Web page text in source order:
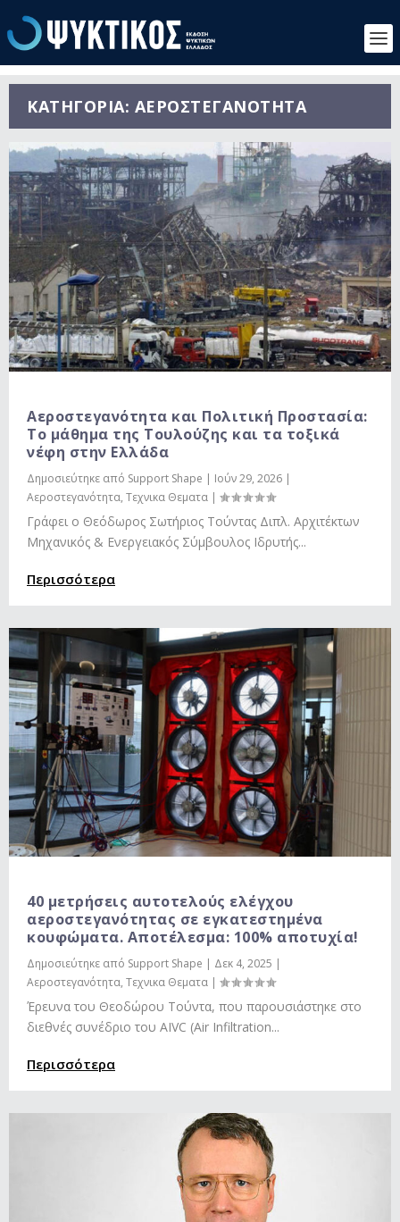
ΚΑΤΗΓΟΡΊΑ: ΑΕΡΟΣΤΕΓΑΝΌΤΗΤΑ
Αεροστεγανότητα και Πολιτική Προστασία:
Το μάθημα της Τουλούζης και τα τοξικά
νέφη στην Ελλάδα
Δημοσιεύτηκε από Support Shape | Ιούν 29, 2026 |
Αεροστεγανότητα, Τεχνικα Θεματα |
Γράφει ο Θεόδωρος Σωτήριος Τούντας Διπλ. Αρχιτέκτων
Μηχανικός & Ενεργειακός Σύμβουλος Ιδρυτής...
Περισσότερα
40 μετρήσεις αυτοτελούς ελέγχου
αεροστεγανότητας σε εγκατεστημένα
κουφώματα. Αποτέλεσμα: 100% αποτυχία!
Δημοσιεύτηκε από Support Shape | Δεκ 4, 2025 |
Αεροστεγανότητα, Τεχνικα Θεματα |
Έρευνα του Θεοδώρου Τούντα, που παρουσιάστηκε στο
διεθνές συνέδριο του AIVC (Air Infiltration...
Περισσότερα